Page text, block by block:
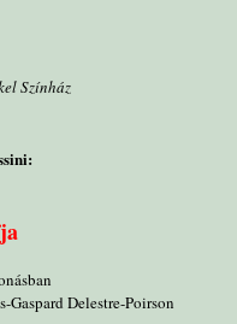
Színház
Gaspard Delestre-Poirson